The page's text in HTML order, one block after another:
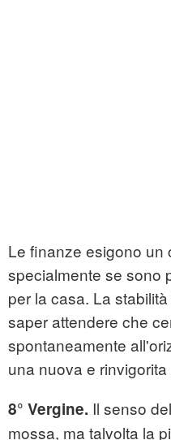
Le finanze esigono un
specialmente se sono
per la casa. La
saper attendere che
spontaneamente
una nuova e
8° Vergine. Il senso
mossa, ma talvolta la